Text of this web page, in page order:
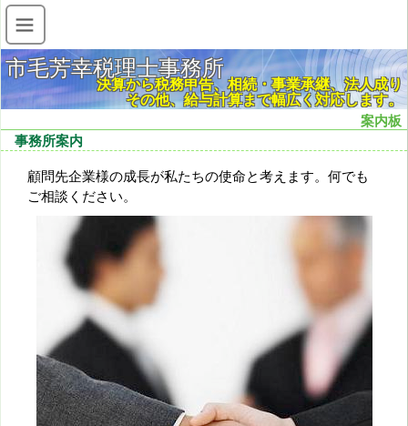
市毛芳幸税理士事務所
決算から税務申告、相続・事業承継、法人成り
その他、給与計算まで幅広く対応します。
案内板
事務所案内
顧問先企業様の成長が私たちの使命と考えます。何でも
ご相談ください。